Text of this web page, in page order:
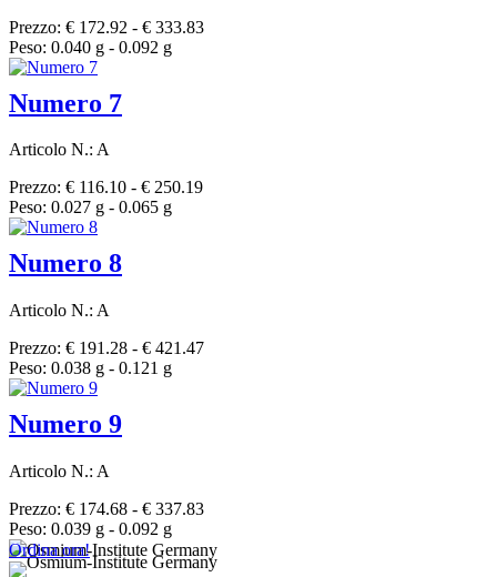
Prezzo: € 172.92 - € 333.83
Peso: 0.040 g - 0.092 g
Numero 7
Articolo N.: A
Prezzo: € 116.10 - € 250.19
Peso: 0.027 g - 0.065 g
Numero 8
Articolo N.: A
Prezzo: € 191.28 - € 421.47
Peso: 0.038 g - 0.121 g
Numero 9
Articolo N.: A
Prezzo: € 174.68 - € 337.83
Peso: 0.039 g - 0.092 g
Ordina ora!